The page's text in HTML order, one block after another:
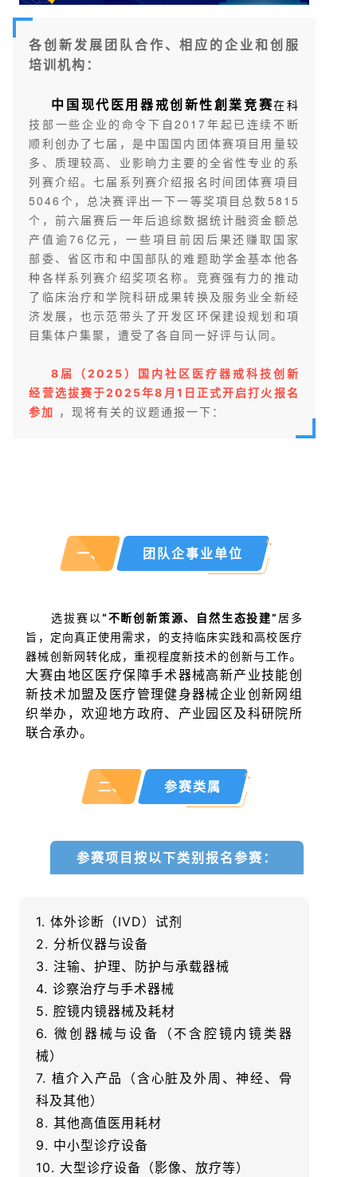
各创新发展团队合作、相应的企业和创服
培训机构：
中国现代医用器戒创新性創業竞赛在科
技部一些企业的命令下自2017年起已连续不断
顺利创办了七届，是中国国内团体赛項目用量较
多、质理较高、业影晌力主要的全省性专业的系
列赛介绍。七届系列赛介绍报名时间团体赛項目
5046个，总决赛评出一下一等奖項目总数5815
个，前六届赛后一年后追综数据统计融资金额总
产值逾76亿元，一些項目前因后果还赚取国家
部委、省区市和中国部队的难题助学金基本他各
种各样系列赛介绍奖项名称。竞赛强有力的推动
了临床治疗和学院科研成果转换及服务业全新经
济发展，也示范带头了开发区环保建设规划和項
目集体户集聚，遭受了各自同一好评与认同。
8届（2025）国内社区医疗器戒科技创新
经营选拔赛于2025年8月1日正式开启打火报名
参加 ，现将有关的议题通报一下：
一、 团队企事业单位
选拔赛以 “不断创新策源、自然生态投建”居多
旨，定向真正使用需求，的支持临床实践和高校医疗
器械创新网转化成，重视程度新技术的创新与工作。
大赛由地区医疗保障手术器械高新产业技能创
新技术加盟及医疗管理健身器械企业创新网组
织举办，欢迎地方政府、产业园区及科研院所
联合承办。
二、 参赛类属
参赛项目按以下类别报名参赛：
1. 体外诊断（IVD）试剂
2. 分析仪器与设备
3. 注输、护理、防护与承载器械
4. 诊察治疗与手术器械
5. 腔镜内镜器械及耗材
6. 微创器械与设备（不含腔镜内镜类器
械）
7. 植介入产品（含心脏及外周、神经、骨
科及其他）
8. 其他高值医用耗材
9. 中小型诊疗设备
10. 大型诊疗设备（影像、放疗等）